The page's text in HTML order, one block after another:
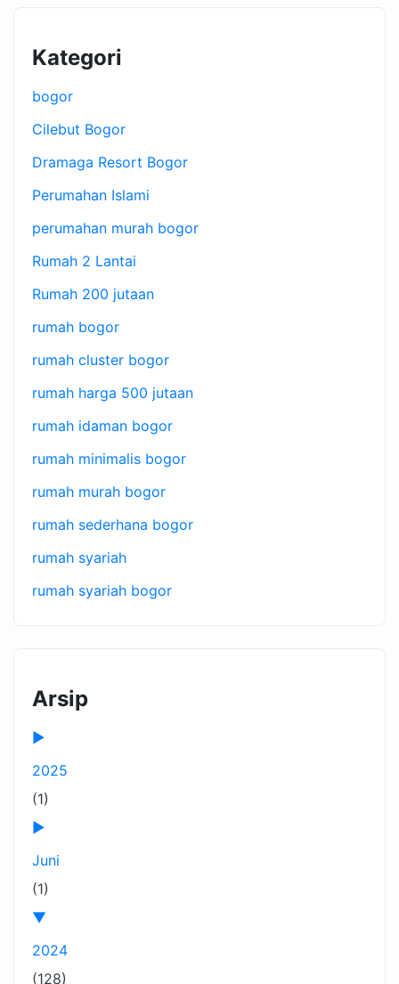
Kategori
bogor
Cilebut Bogor
Dramaga Resort Bogor
Perumahan Islami
perumahan murah bogor
Rumah 2 Lantai
Rumah 200 jutaan
rumah bogor
rumah cluster bogor
rumah harga 500 jutaan
rumah idaman bogor
rumah minimalis bogor
rumah murah bogor
rumah sederhana bogor
rumah syariah
rumah syariah bogor
Arsip
►
2025
(1)
►
Juni
(1)
▼
2024
(128)